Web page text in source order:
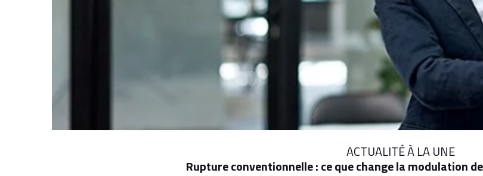
ACTUALITÉ À LA UNE
Rupture conventionnelle : ce que change la modulation